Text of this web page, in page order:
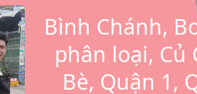
Bình Chánh,
phân loại, Củ
Bè, Quận 1,